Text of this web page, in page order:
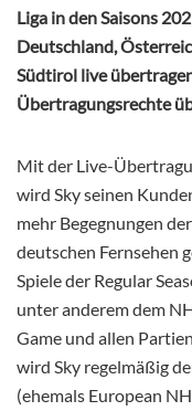
Liga in den Saisons
Deutschland,
Südtirol live
Übertragungsrechte
Mit der Live-
wird Sky seinen
mehr Begegnungen
deutschen Fernsehen
Spiele der Regular
unter anderem dem
Game und allen
wird Sky regelmäßig
(ehemals European